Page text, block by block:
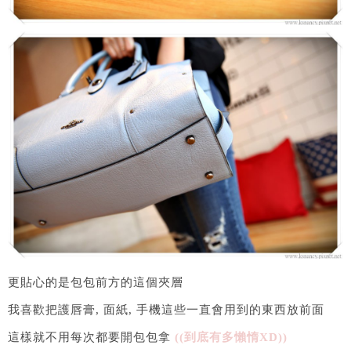
更貼心的是包包前方的這個夾層
我喜歡把護唇膏, 面紙, 手機這些一直會用到的東西放前面
這樣就不用每次都要開包包拿 ((到底有多懶惰XD))